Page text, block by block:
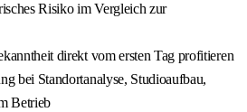
Risiko im Vergleich zur
direkt vom ersten Tag profitieren
bei Standortanalyse, Studioaufbau,
Betrieb